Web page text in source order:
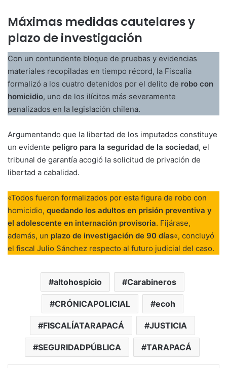
Máximas medidas cautelares y
plazo de investigación
Con un contundente bloque de pruebas y evidencias
materiales recopiladas en tiempo récord, la Fiscalía
formalizó a los cuatro detenidos por el delito de robo con
homicidio, uno de los ilícitos más severamente
penalizados en la legislación chilena.
Argumentando que la libertad de los imputados constituye
un evidente peligro para la seguridad de la sociedad, el
tribunal de garantía acogió la solicitud de privación de
libertad a cabalidad.
«Todos fueron formalizados por esta figura de robo con
homicidio, quedando los adultos en prisión preventiva y
el adolescente en internación provisoria. Fijárase,
además, un plazo de investigación de 90 días«, concluyó
el fiscal Julio Sánchez respecto al futuro judicial del caso.
altohospicio Carabineros
CRÓNICAPOLICIAL ecoh
FISCALÍATARAPACÁ JUSTICIA
SEGURIDADPÚBLICA TARAPACÁ